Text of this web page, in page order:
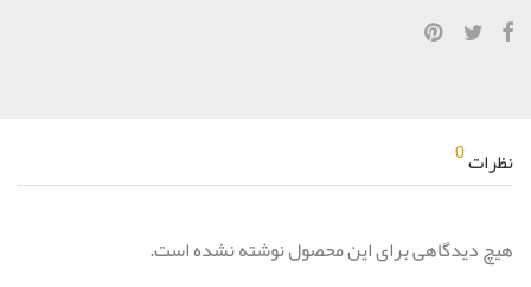
نظرات0
هیچ دیدگاهی برای این محصول نوشته نشده است.